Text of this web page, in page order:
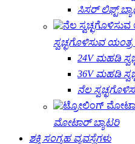
ಸಿಸರ್ ಲಿಫ್ಟ್
ಸ್ವಚ್ಛಗೊಳಿಸುವ ಯಂತ್ರ
24V ಮಹಡಿ
36V ಮಹಡಿ
ನೆಲ
ಮೋಟಾರ್ ಬ್ಯಾಟರಿ
ಶಕ್ತಿ ಸಂಗ್ರಹ ವ್ಯವಸ್ಥೆಗಳು